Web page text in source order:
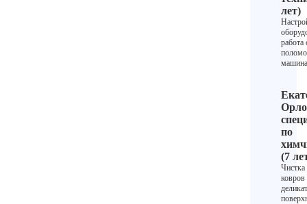
лет)
работа
по
(7
ковров